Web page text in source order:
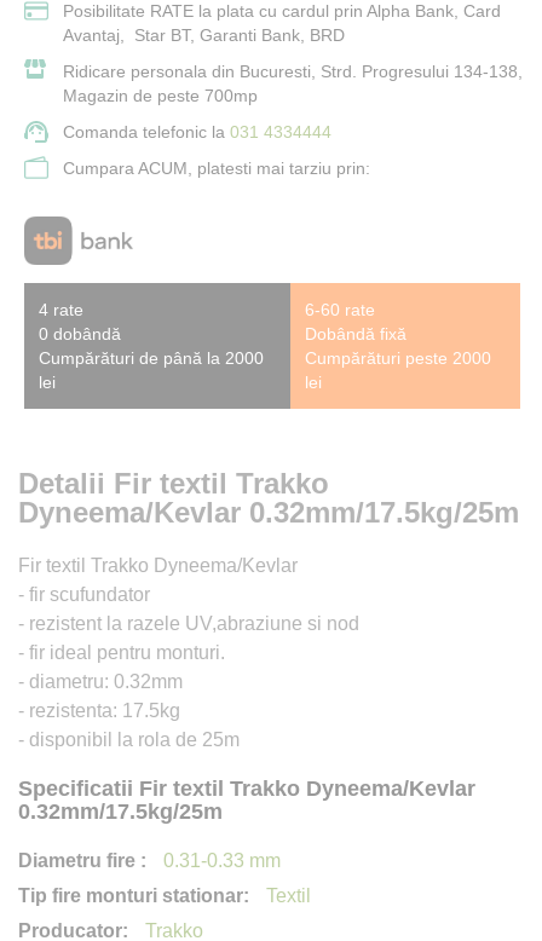
Posibilitate RATE la plata cu cardul prin Alpha Bank, Card
Avantaj, Star BT, Garanti Bank, BRD
Ridicare personala din Bucuresti, Strd. Progresului 134-138,
Magazin de peste 700mp
Comanda telefonic la 031 4334444
Cumpara ACUM, platesti mai tarziu prin:
4 rate
0 dobândă
Cumpărături de până la 2000
lei
6-60 rate
Dobândă fixă
Cumpărături peste 2000
lei
Detalii Fir textil Trakko
Dyneema/Kevlar 0.32mm/17.5kg/25m
Fir textil Trakko Dyneema/Kevlar
- fir scufundator
- rezistent la razele UV,abraziune si nod
- fir ideal pentru monturi.
- diametru: 0.32mm
- rezistenta: 17.5kg
- disponibil la rola de 25m
Specificatii Fir textil Trakko Dyneema/Kevlar
0.32mm/17.5kg/25m
0.31-0.33 mm
Textil
Trakko